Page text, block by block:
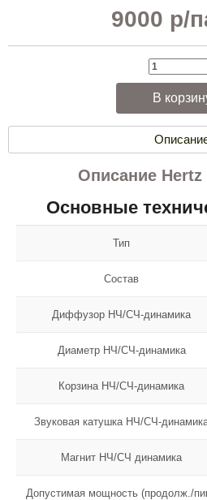
9000 р/
Описание Hertz
Основные
Тип
Состав
Диффузор НЧ/СЧ-динамика
Диаметр НЧ/СЧ-динамика
Корзина НЧ/СЧ-динамика
Звуковая катушка НЧ/СЧ-
Магнит НЧ/СЧ динамика
Допустимая мощность (продолж./